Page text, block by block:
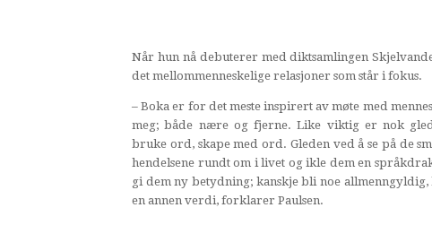
Når hun nå debuterer med diktsamlingen
det mellommenneskelige relasjoner som står i fokus.
– Boka er for det meste inspirert av møte med
meg; både nære og fjerne. Like viktig er nok
bruke ord, skape med ord. Gleden ved å se på de
hendelsene rundt om i livet og ikle dem en
gi dem ny betydning; kanskje bli noe allmenngyldig,
en annen verdi, forklarer Paulsen.